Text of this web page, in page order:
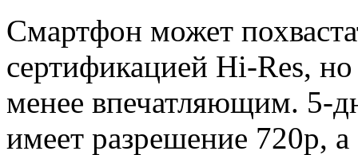
Смартфон может
сертификацией Hi-Res,
менее впечатляющим. 5-
имеет разрешение 720p, а